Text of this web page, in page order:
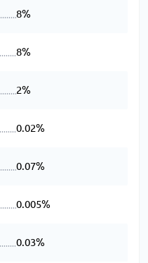
8%
8%
2%
0.02%
0.07%
0.005%
0.03%